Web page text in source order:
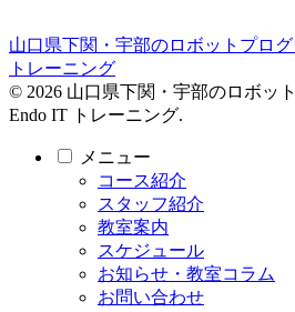
山口県下関・宇部のロボットプロ
トレーニング
© 2026 山口県下関・宇部のロボッ
Endo IT トレーニング.
メニュー
コース紹介
スタッフ紹介
教室案内
スケジュール
お知らせ・教室コラム
お問い合わせ